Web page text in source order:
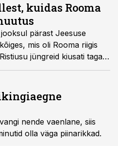
kuidas Rooma
pärast Jeesuse
mis oli Rooma riigis
jüngreid kiusati taga,
kui noaga lõigatult siis,
taevas ilmutust.
nende vaenlane, siis
olla väga piinarikkad.